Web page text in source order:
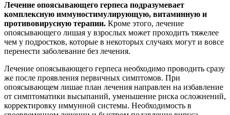
Лечение опоясывающего герпеса подразумевает
комплексную иммуностимулирующую, витаминную и
противовирусную терапии. Кроме этого, лечение
опоясывающего лишая у взрослых может проходить тяжелее
чем у подростков, которые в некоторых случаях могут и вовсе
перенести заболевание без лечения.
Лечение опоясывающего герпеса необходимо проводить сразу
же после проявления первичных симптомов. При
опоясывающем лишае план лечения направлен на избавление
от симптоматики высыпаний, уменьшение риска осложнений,
корректировку иммунной системы. Необходимость в